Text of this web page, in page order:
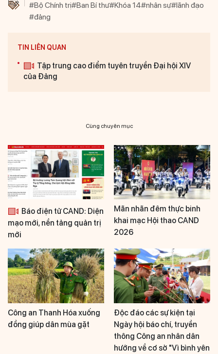
#Bộ Chính trị#Ban Bí thư#Khóa 14#nhân sự#lãnh đạo
#đảng
TIN LIÊN QUAN
Tập trung cao điểm tuyên truyền Đại hội XIV
của Đảng
Cùng chuyên mục
Báo điện tử CAND: Diện
mạo mới, nền tảng quản trị
mới
Mãn nhãn đêm thực binh
khai mạc Hội thao CAND
2026
Công an Thanh Hóa xuống
đồng giúp dân mùa gặt
Độc đáo các sự kiện tại
Ngày hội báo chí, truyền
thông Công an nhân dân
hướng về cơ sở "Vì bình yên